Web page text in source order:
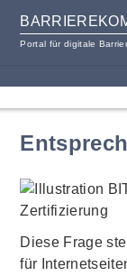
Portal für digitale
Diese Frage
für